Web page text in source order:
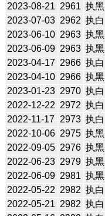
2023-08-21 2961 执黑
2023-07-03 2962 执白
2023-06-10 2963 执黑
2023-06-09 2963 执黑
2023-04-17 2966 执白
2023-04-10 2966 执黑
2023-01-23 2970 执白
2022-12-22 2972 执白
2022-11-17
2973 执白
2022-10-06 2975 执黑
2022-09-05 2976 执黑
2022-06-23 2979 执黑
2022-06-09 2981 执黑
2022-05-22 2982 执白
2022-05-21 2982 执白